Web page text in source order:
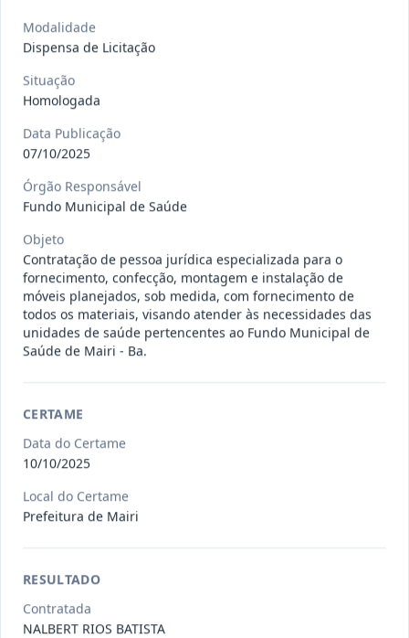
Eletrônico
Situação Publicada
013/2026
Eletrônico
Registro de preço para aquisição de
Situação: Publicada Data
009/2026
Credenciamento
credenciamento de pessoa
jurídica para prestação de
serviços...
011/2026
Credenciamento
007/2026
Contratação de empresa
Modalidade
Dispensa de Licitação
Situação
Homologada
Data Publicação
07/10/2025
Órgão Responsável
Fundo Municipal de Saúde
Objeto
Contratação de pessoa jurídica especializada para o
fornecimento, confecção, montagem e instalação de
móveis planejados, sob medida, com fornecimento de
todos os materiais, visando atender às necessidades das
unidades de saúde pertencentes ao Fundo Municipal de
Saúde de Mairi - Ba.
CERTAME
Data do Certame
10/10/2025
Local do Certame
Prefeitura de Mairi
RESULTADO
Contratada
NALBERT RIOS BATISTA